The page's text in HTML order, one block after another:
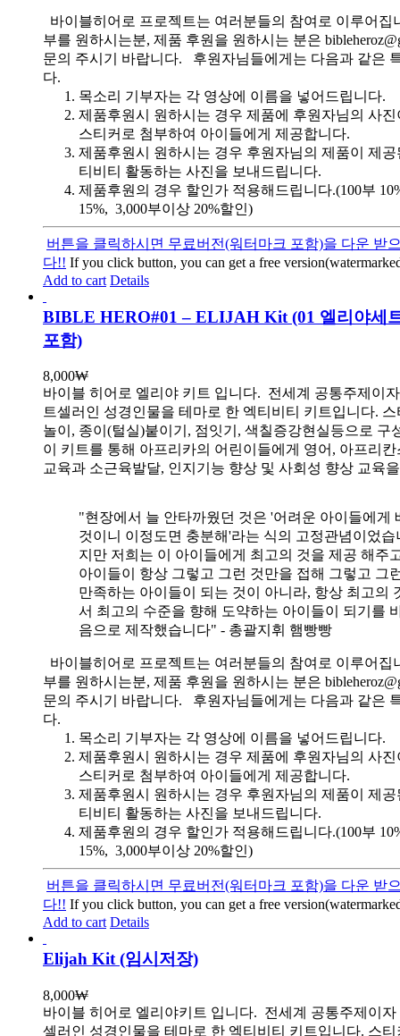
바이블히어로 프로젝트는 여러분들의 참여로 이루어집
부를 원하시는분, 제품 후원을 원하시는 분은
문의 주시기 바랍니다. 후원자님들에게는 다음과 같은
다.
목소리 기부자는 각 영상에 이름을 넣어드립니다.
제품후원시 원하시는 경우 제품에 후원자님의 사
스티커로 첨부하여 아이들에게 제공합니다.
제품후원시 원하시는 경우 후원자님의 제품이 제
티비티 활동하는 사진을 보내드립니다.
제품후원의 경우 할인가 적용해드립니다.(100부
15%, 3,000부이상 20%할인)
버튼을 클릭하시면 무료버전(워터마크 포함)을 다운 받
다!! If you click button, you can get a free
Add to cart Details
BIBLE HERO#01 – ELIJAH Kit (01 엘리야세
포함)
8,000₩
바이블 히어로 엘리야 키트 입니다. 전세계 공통주제이
트셀러인 성경인물을 테마로 한 엑티비티 키트입니다.
놀이, 종이(털실)붙이기, 점잇기, 색칠증강현실등으로 구
이 키트를 통해 아프리카의 어린이들에게 영어, 아프리
교육과 소근육발달, 인지기능 향상 및 사회성 향상 교육
"현장에서 늘 안타까웠던 것은 '어려운 아이들에게
것이니 이정도면 충분해'라는 식의 고정관념이었습
지만 저희는 이 아이들에게 최고의 것을 제공 해주
아이들이 항상 그렇고 그런 것만을 접해 그렇고 그
만족하는 아이들이 되는 것이 아니라, 항상 최고의
서 최고의 수준을 향해 도약하는 아이들이 되기를
음으로 제작했습니다" - 총괄지휘 햄빵빵
바이블히어로 프로젝트는 여러분들의 참여로 이루어집
부를 원하시는분, 제품 후원을 원하시는 분은
문의 주시기 바랍니다. 후원자님들에게는 다음과 같은
다.
목소리 기부자는 각 영상에 이름을 넣어드립니다.
제품후원시 원하시는 경우 제품에 후원자님의 사
스티커로 첨부하여 아이들에게 제공합니다.
제품후원시 원하시는 경우 후원자님의 제품이 제
티비티 활동하는 사진을 보내드립니다.
제품후원의 경우 할인가 적용해드립니다.(100부
15%, 3,000부이상 20%할인)
버튼을 클릭하시면 무료버전(워터마크 포함)을 다운 받
다!! If you click button, you can get a free
Add to cart Details
Elijah Kit (임시저장)
8,000₩
바이블 히어로 엘리야키트 입니다. 전세계 공통주제이
셀러인 성경인물을 테마로 한 엑티비티 키트입니다. 스